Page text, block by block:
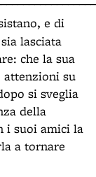
e di
lasciata
che la sua
attenzioni su
si sveglia
della
i suoi amici la
a tornare